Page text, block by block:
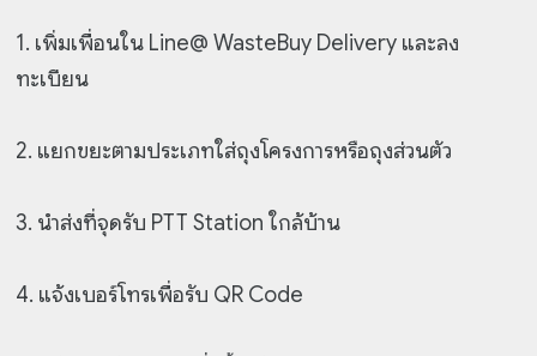
1. เพิ่มเพื่อนใน Line@ WasteBuy Delivery และลง
ทะเบียน
2. แยกขยะตามประเภทใส่ถุงโครงการหรือถุงส่วนตัว
3. นำส่งที่จุดรับ PTT Station ใกล้บ้าน
4. แจ้งเบอร์โทรเพื่อรับ QR Code